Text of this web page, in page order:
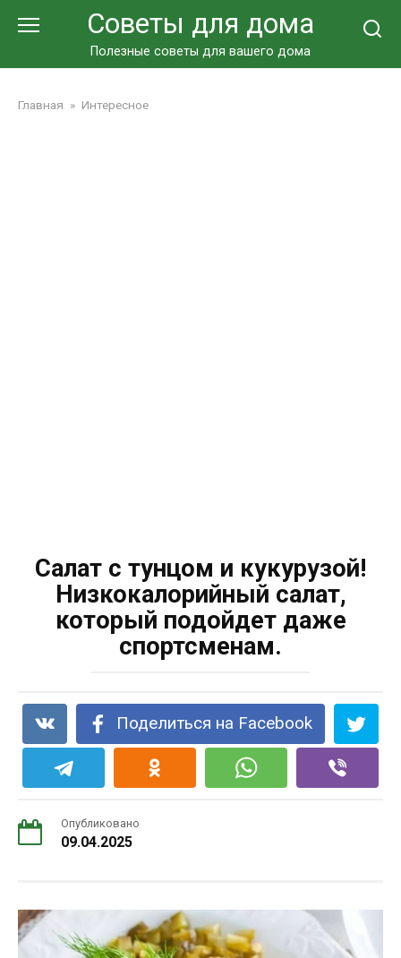
Советы для дома
Полезные советы для вашего дома
Главная » Интересное
Салат с тунцом и кукурузой!
Низкокалорийный салат,
который подойдет даже
спортсменам.
Поделиться на Facebook
Опубликовано
09.04.2025